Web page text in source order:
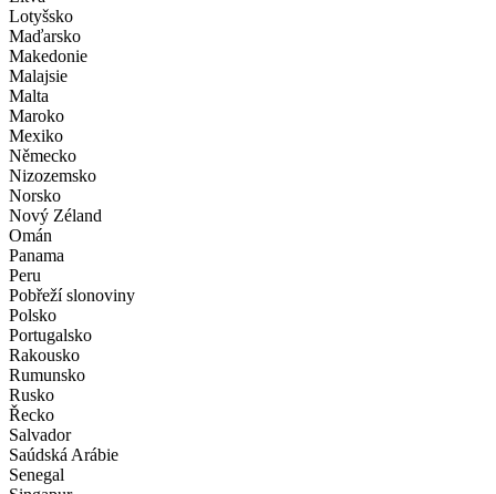
Lotyšsko
Maďarsko
Makedonie
Malajsie
Malta
Maroko
Mexiko
Německo
Nizozemsko
Norsko
Nový Zéland
Omán
Panama
Peru
Pobřeží slonoviny
Polsko
Portugalsko
Rakousko
Rumunsko
Rusko
Řecko
Salvador
Saúdská Arábie
Senegal